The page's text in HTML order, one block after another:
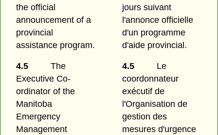
the official
announcement of a
provincial
assistance program.
jours suivant
l'annonce officielle
d'un programme
d'aide provincial.
4.5
The
Executive Co-
ordinator of the
Manitoba
Emergency
Management
4.5
Le
coordonnateur
exécutif de
l'Organisation de
gestion des
mesures d'urgence